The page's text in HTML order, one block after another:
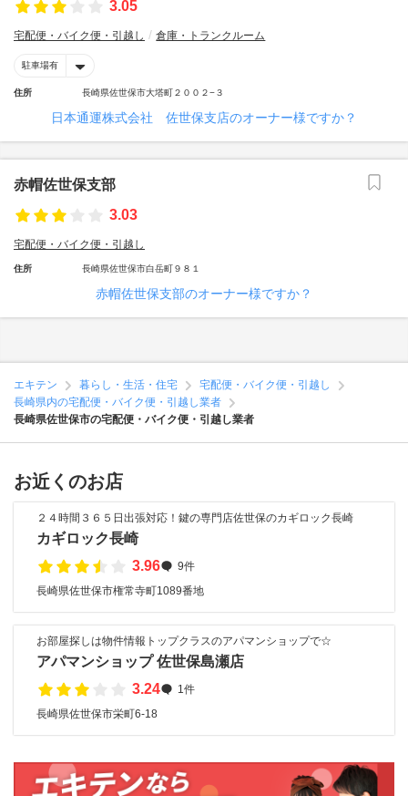
3.05
宅配便・バイク便・引越し 倉庫・トランクルーム
駐車場有
住所 長崎県佐世保市大塔町２００２−３
日本通運株式会社 佐世保支店のオーナー様ですか？
赤帽佐世保支部
3.03
宅配便・バイク便・引越し
住所 長崎県佐世保市白岳町９８１
赤帽佐世保支部のオーナー様ですか？
エキテン 暮らし・生活・住宅
宅配便・バイク便・引越し
長崎県内の宅配便・バイク便・引越し業者
長崎県佐世保市の宅配便・バイク便・引越し業者
お近くのお店
２４時間３６５日出張対応！鍵の専門店佐世保のカギロック長崎
カギロック長崎
3.96
9件
長崎県佐世保市権常寺町1089番地
お部屋探しは物件情報トップクラスのアパマンショップで☆
アパマンショップ 佐世保島瀬店
3.24
1件
長崎県佐世保市栄町6-18